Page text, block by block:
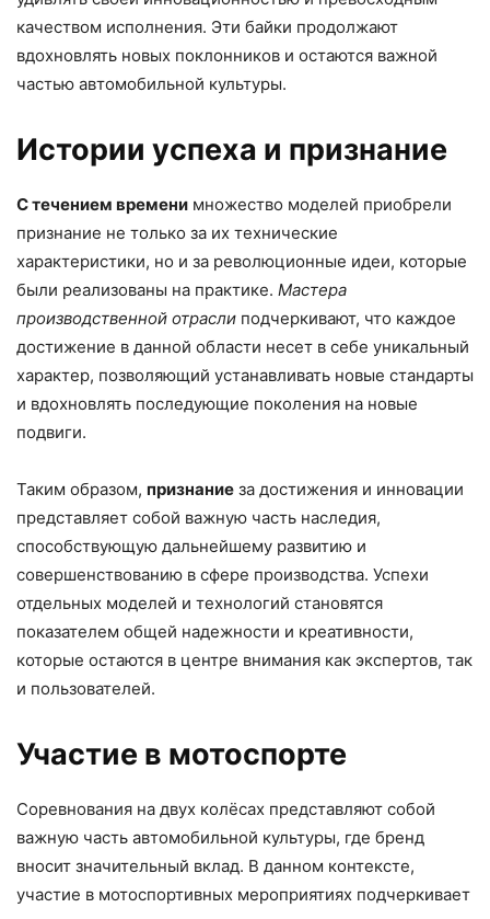
качеством исполнения. Эти байки продолжают
вдохновлять новых поклонников и остаются важной
частью автомобильной культуры.
Истории успеха и признание
С течением времени множество моделей приобрели
признание не только за их технические
характеристики, но и за революционные идеи, которые
были реализованы на практике. Мастера
производственной отрасли подчеркивают, что каждое
достижение в данной области несет в себе уникальный
характер, позволяющий устанавливать новые стандарты
и вдохновлять последующие поколения на новые
подвиги.
Таким образом, признание за достижения и инновации
представляет собой важную часть наследия,
способствующую дальнейшему развитию и
совершенствованию в сфере производства. Успехи
отдельных моделей и технологий становятся
показателем общей надежности и креативности,
которые остаются в центре внимания как экспертов, так
и пользователей.
Участие в мотоспорте
Соревнования на двух колёсах представляют собой
важную часть автомобильной культуры, где бренд
вносит значительный вклад. В данном контексте,
участие в мотоспортивных мероприятиях подчеркивает